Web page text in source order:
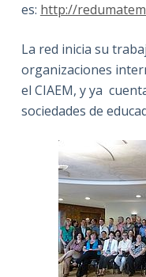
es: http://
La red inicia su
organizaciones
el CIAEM, y ya
sociedades de